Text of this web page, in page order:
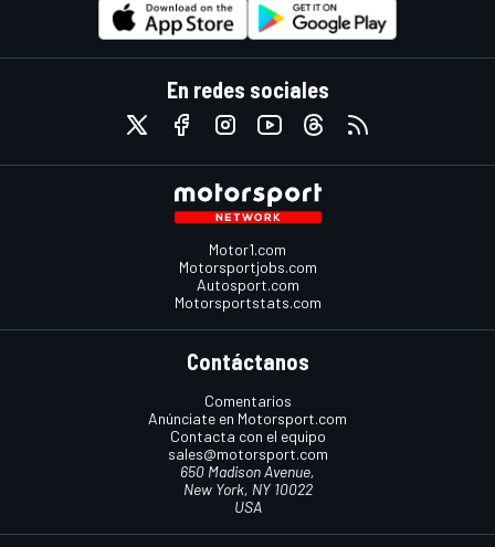
En redes sociales
Motor1.com
Motorsportjobs.com
Autosport.com
Motorsportstats.com
Contáctanos
Comentarios
Anúnciate en Motorsport.com
Contacta con el equipo
sales@motorsport.com
650 Madison Avenue,
New York, NY 10022
USA